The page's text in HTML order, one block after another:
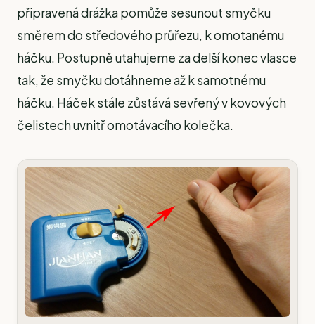
připravená drážka pomůže sesunout smyčku
směrem do středového průřezu, k omotanému
háčku. Postupně utahujeme za delší konec vlasce
tak, že smyčku dotáhneme až k samotnému
háčku. Háček stále zůstává sevřený v kovových
čelistech uvnitř omotávacího kolečka.